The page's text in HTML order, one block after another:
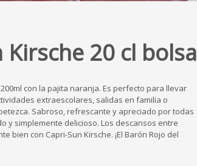
Kirsche 20 cl bolsa
con la pajita naranja. Es perfecto para llevar
extraescolares, salidas en familia o
Sabroso, refrescante y apreciado por todas
y simplemente delicioso. Los descansos entre
bien con Capri-Sun Kirsche. ¡El Barón Rojo del